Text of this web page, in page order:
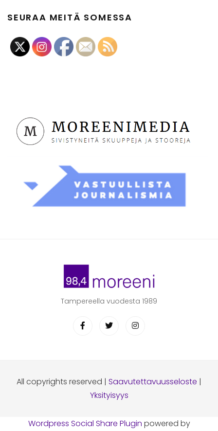
SEURAA MEITÄ SOMESSA
Tampereella vuodesta 1989
All copyrights reserved | Saavutettavuusseloste |
Yksityisyys
Wordpress Social Share Plugin powered by